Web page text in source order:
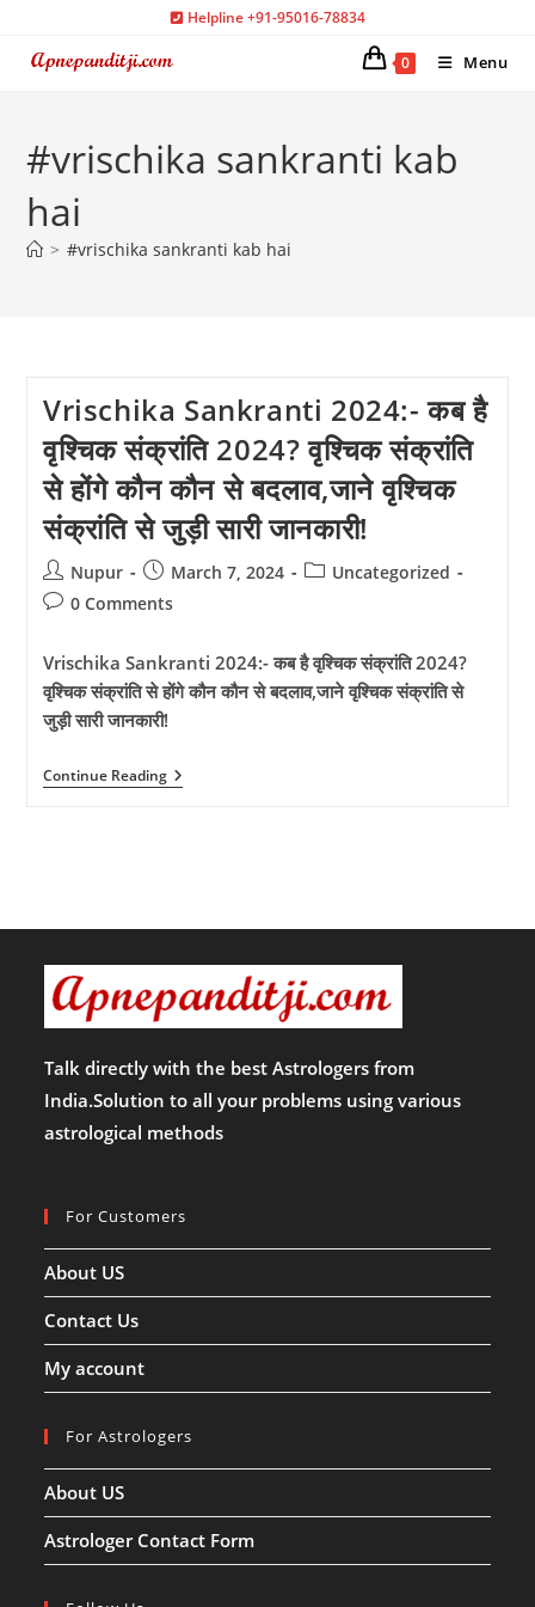
content
Helpline +91-95016-78834
0 Menu
#vrischika sankranti kab
hai
> #vrischika sankranti kab hai
Vrischika Sankranti 2024:- कब है
वृश्चिक संक्रांति 2024? वृश्चिक संक्रांति
से होंगे कौन कौन से बदलाव,जाने वृश्चिक
संक्रांति से जुड़ी सारी जानकारी!
Post
author:
Nupur
Post
published:
March 7, 2024
PostUncategorized
Post0 Comments
Vrischika Sankranti 2024:- कब है वृश्चिक संक्रांति 2024?
वृश्चिक संक्रांति से होंगे कौन कौन से बदलाव,जाने वृश्चिक संक्रांति से
जुड़ी सारी जानकारी!
Continue ReadingVrischika
Sankranti
वृश्चिक
से
होंगे
कौन
कौन
बदलाव,जाने
वृश्चिक
संक्रांति
जुड़ी
Talk directly with the best Astrologers from
India.Solution to all your problems using various
astrological methods
For Customers
About US
Contact Us
My account
For Astrologers
About US
Astrologer Contact Form